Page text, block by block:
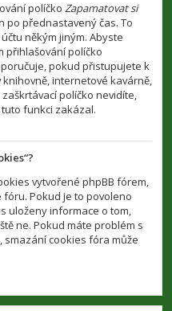
políčko Zapamatovat si
přednastavený čas. To
někým jiným. Abyste
přihlašování políčko
pokud přistupujete k
internetové kavárně,
políčko nevidíte,
funkci zakázal.
vytvořené phpBB fórem,
Pokud je to povoleno
uloženy informace o tom,
ne. Pokud máte problém s
cookies fóra může